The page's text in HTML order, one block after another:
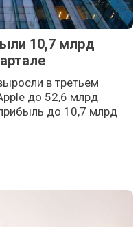
10,7 млрд
в третьем
до 52,6 млрд
до 10,7 млрд